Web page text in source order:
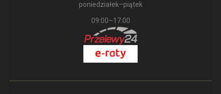
poniedziałek–piątek
09:00–17:00